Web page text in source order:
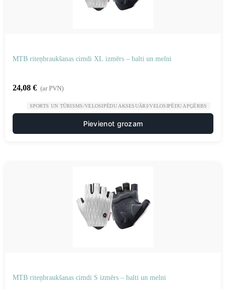
MTB riteņbraukšanas cimdi XL izmērs – balti un melni
24,08 € (ar PVN)
SPORTS UN TŪRISMS/VELOSIPĒDU AKSESUĀRI/VELOSIPĒDU APĢĒRBS
Pievienot grozam
MTB riteņbraukšanas cimdi S izmērs – balti un melni